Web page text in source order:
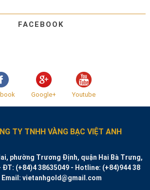
FACEBOOK
Google+ Youtube
TY TNHH VÀNG BẠC VIỆT ANH
phường Trương Định, quận Hai Bà Trưng,
ĐT: (+84)4 38635049 - Hotline: (+84)944 38
Email: vietanhgold@gmail.com